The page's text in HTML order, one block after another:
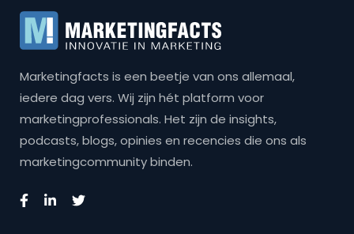
Marketingfacts is een beetje van ons allemaal,
iedere dag vers. Wij zijn hét platform voor
marketingprofessionals. Het zijn de insights,
podcasts, blogs, opinies en recencies die ons als
marketingcommunity binden.